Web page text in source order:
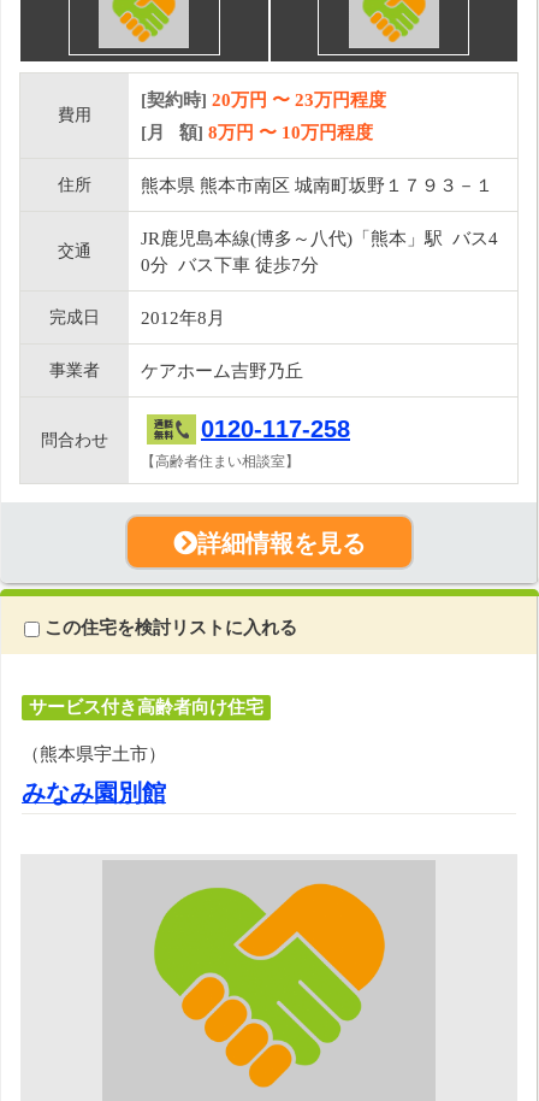
費用
[契約時] 20万円 〜 23万円程度
[月 額] 8万円 〜 10万円程度
住所 熊本県 熊本市南区 城南町坂野１７９３－１
交通
JR鹿児島本線(博多～八代)「熊本」駅 バス4
0分 バス下車 徒歩7分
完成日 2012年8月
事業者 ケアホーム吉野乃丘
問合わせ 0120-117-258
【高齢者住まい相談室】
詳細情報を見る
この住宅を検討リストに入れる
サービス付き高齢者向け住宅
（熊本県宇土市）
みなみ園別館